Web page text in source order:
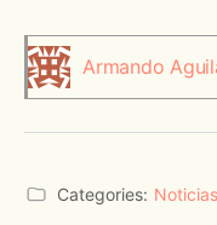
Armando
Categories: Noticias